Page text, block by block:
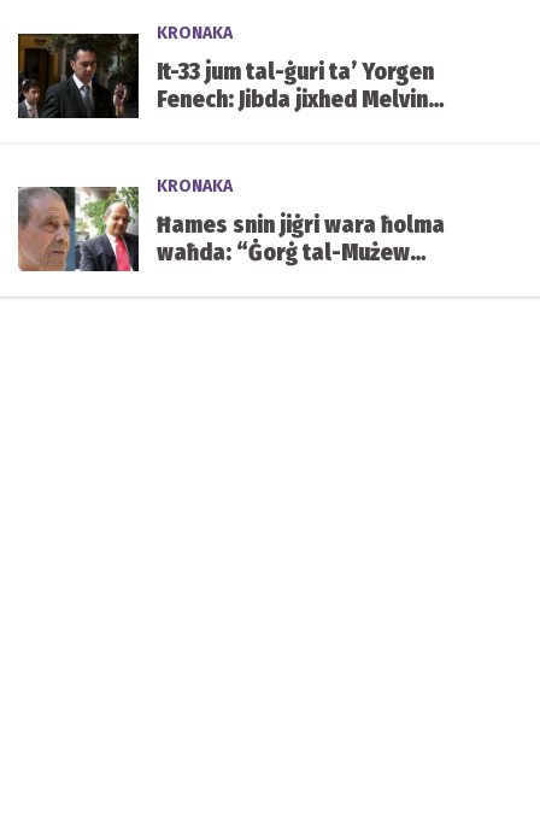
KRONAKA
It-33 jum tal-ġuri ta’ Yorgen
Fenech: Jibda jixhed Melvin
KRONAKA
Ħames snin jiġri wara ħolma
waħda: “Ġorġ tal-Mużew